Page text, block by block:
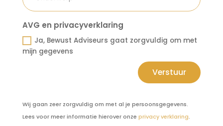
AVG en privacyverklaring
Ja, Bewust Adviseurs gaat zorgvuldig om met
mijn gegevens
Verstuur
Wij gaan zeer zorgvuldig om met al je persoonsgegevens.
Lees voor meer informatie hierover onze privacy verklaring.